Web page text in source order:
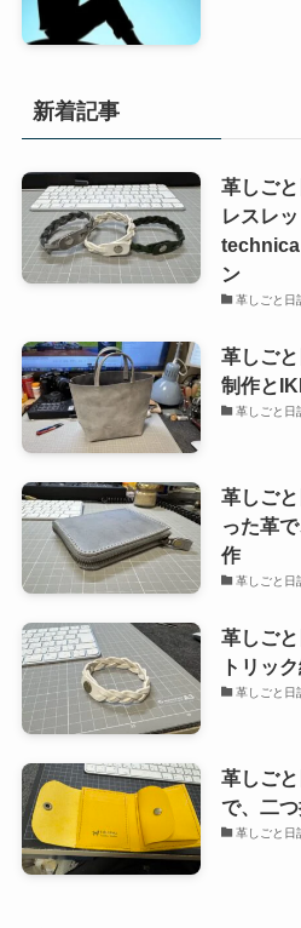
新着記事
革しご
レスレ
technica
ン
革しごと日
革しご
制作と
革しごと日
革しご
った革
作
革しごと日
革しご
トリッ
革しごと日
革しご
で、二
革しごと日